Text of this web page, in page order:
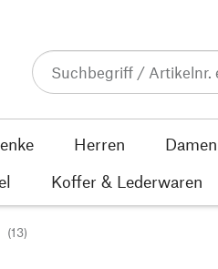
Herren Damen
Koffer & Lederwaren
(13)